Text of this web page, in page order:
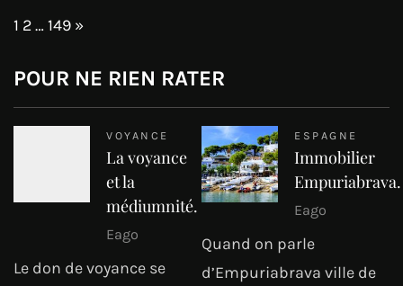
Page:
1 2…149 Next
»
POUR NE RIEN RATER
VOYANCE
La voyance
et la
médiumnité.
Eago
Le don de voyance se
ESPAGNE
Immobilier
Empuriabrava.
Eago
Quand on parle
d’Empuriabrava ville de